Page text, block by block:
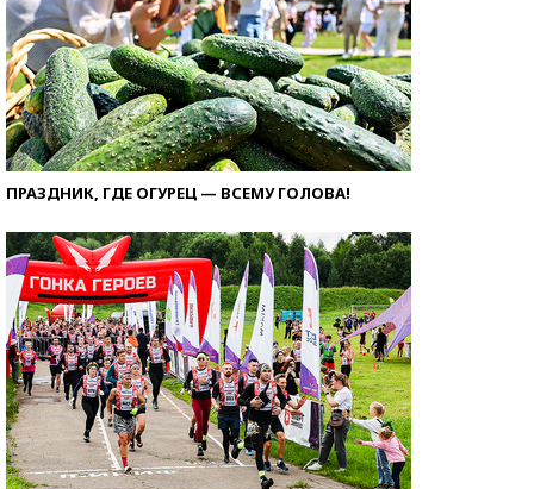
ПРАЗДНИК, ГДЕ ОГУРЕЦ — ВСЕМУ ГОЛОВА!